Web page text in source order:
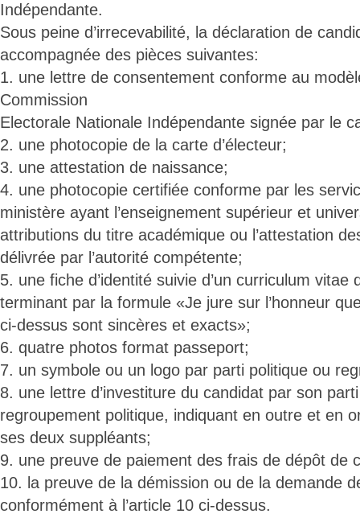
Indépendante.
Sous peine d’irrecevabilité, la déclaration de
accompagnée des pièces suivantes:
1. une lettre de consentement conforme au
Commission
Electorale Nationale Indépendante signée par le
2. une photocopie de la carte d’électeur;
3. une attestation de naissance;
4. une photocopie certifiée conforme par les
ministère ayant l’enseignement supérieur et
attributions du titre académique ou l’attestation
délivrée par l’autorité compétente;
5. une fiche d’identité suivie d’un curriculum vitae
terminant par la formule «Je jure sur l’honneur
ci-dessus sont sincères et exacts»;
6. quatre photos format passeport;
7. un symbole ou un logo par parti politique ou
8. une lettre d’investiture du candidat par son
regroupement politique, indiquant en outre et en
ses deux suppléants;
9. une preuve de paiement des frais de dépôt de
10. la preuve de la démission ou de la demande
conformément à l’article 10 ci-dessus.